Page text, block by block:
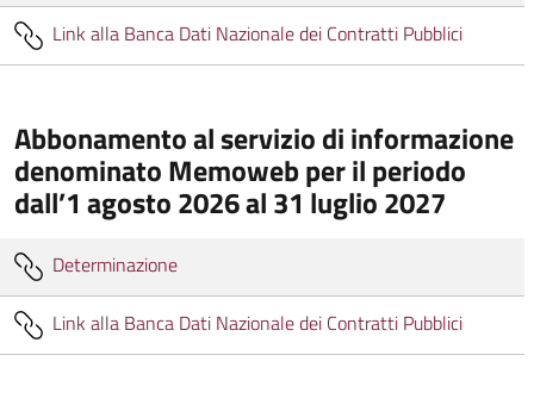
Link alla Banca Dati Nazionale dei Contratti Pubblici
Abbonamento al servizio di informazione
denominato Memoweb per il periodo
dall’1 agosto 2026 al 31 luglio 2027
Determinazione
Link alla Banca Dati Nazionale dei Contratti Pubblici